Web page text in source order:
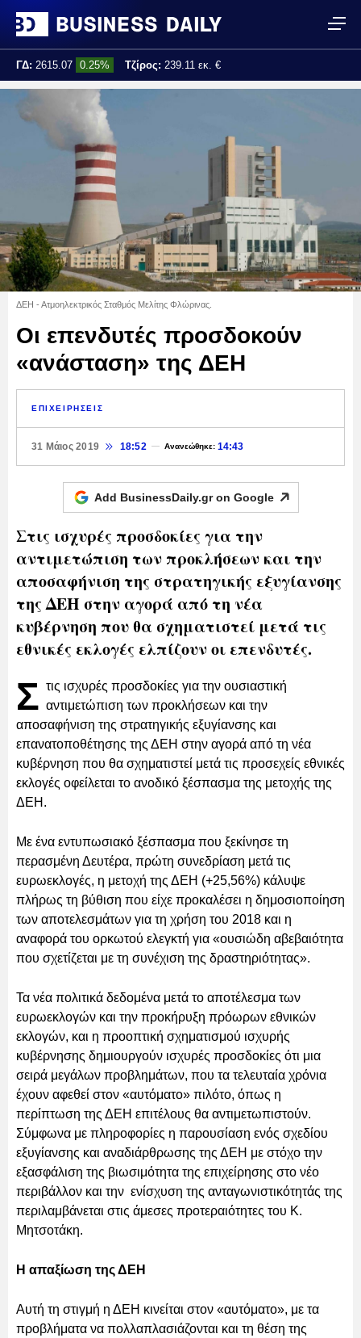
ΓΔ: 2615.07 0.25% Τζίρος: 239.11 εκ. €
Τελ. ενημέρωση:
ΔΕΗ - Ατμοηλεκτρικός Σταθμός Μελίτης Φλώρινας.
Οι επενδυτές προσδοκούν
«ανάσταση» της ΔΕΗ
ΕΠΙΧΕΙΡΗΣΕΙΣ
31 Μάιος 2019 18:52 Ανανεώθηκε:14:43
Add BusinessDaily.gr on Google
Στις ισχυρές προσδοκίες για την
αντιμετώπιση των προκλήσεων και την
αποσαφήνιση της στρατηγικής εξυγίανσης
της ΔΕΗ στην αγορά από τη νέα
κυβέρνηση που θα σχηματιστεί μετά τις
εθνικές εκλογές ελπίζουν οι επενδυτές.
Σ τις ισχυρές προσδοκίες για την ουσιαστική
αντιμετώπιση των προκλήσεων και την
αποσαφήνιση της στρατηγικής εξυγίανσης και
επανατοποθέτησης της ΔΕΗ στην αγορά από τη νέα
κυβέρνηση που θα σχηματιστεί μετά τις προσεχείς εθνικές
εκλογές οφείλεται το ανοδικό ξέσπασμα της μετοχής της
ΔΕΗ.
Με ένα εντυπωσιακό ξέσπασμα που ξεκίνησε τη
περασμένη Δευτέρα, πρώτη συνεδρίαση μετά τις
ευρωεκλογές, η μετοχή της ΔΕΗ (+25,56%) κάλυψε
πλήρως τη βύθιση που είχε προκαλέσει η δημοσιοποίηση
των αποτελεσμάτων για τη χρήση του 2018 και η
αναφορά του ορκωτού ελεγκτή για «ουσιώδη αβεβαιότητα
που σχετίζεται με τη συνέχιση της δραστηριότητας».
Τα νέα πολιτικά δεδομένα μετά το αποτέλεσμα των
ευρωεκλογών και την προκήρυξη πρόωρων εθνικών
εκλογών, και η προοπτική σχηματισμού ισχυρής
κυβέρνησης δημιουργούν ισχυρές προσδοκίες ότι μια
σειρά μεγάλων προβλημάτων, που τα τελευταία χρόνια
έχουν αφεθεί στον «αυτόματο» πιλότο, όπως η
περίπτωση της ΔΕΗ επιτέλους θα αντιμετωπιστούν.
Σύμφωνα με πληροφορίες η παρουσίαση ενός σχεδίου
εξυγίανσης και αναδιάρθρωσης της ΔΕΗ με στόχο την
εξασφάλιση της βιωσιμότητα της επιχείρησης στο νέο
περιβάλλον και την ενίσχυση της ανταγωνιστικότητάς της
περιλαμβάνεται στις άμεσες προτεραιότητες του Κ.
Μητσοτάκη.
Η απαξίωση της ΔΕΗ
Αυτή τη στιγμή η ΔΕΗ κινείται στον «αυτόματο», με τα
προβλήματα να πολλαπλασιάζονται και τη θέση της